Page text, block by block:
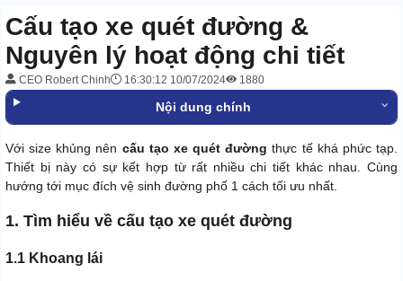
Cấu tạo xe quét đường &
Nguyên lý hoạt động chi tiết
CEO Robert Chinh 16:30:12 10/07/2024 1880
Nội dung chính
Với size khủng nên cấu tạo xe quét đường thực tế khá phức tạp.
Thiết bị này có sự kết hợp từ rất nhiều chi tiết khác nhau. Cùng
hướng tới mục đích vệ sinh đường phố 1 cách tối ưu nhất.
1. Tìm hiểu về cấu tạo xe quét đường
1.1 Khoang lái